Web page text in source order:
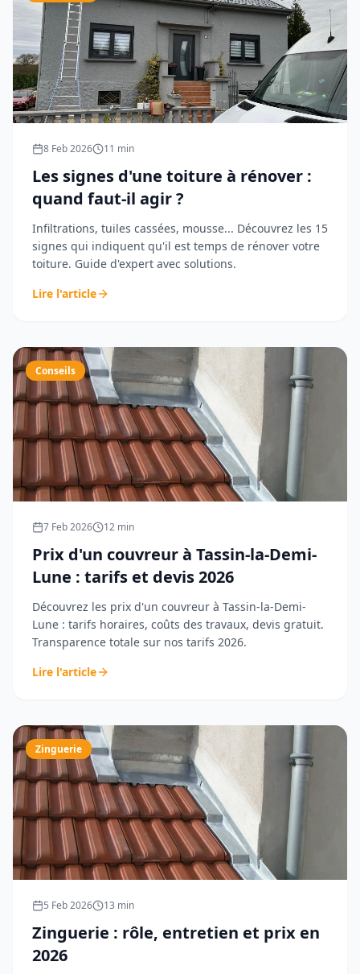
8 Feb 2026 11 min
Les signes d'une toiture à rénover :
quand faut-il agir ?
Infiltrations, tuiles cassées, mousse... Découvrez les 15
signes qui indiquent qu'il est temps de rénover votre
toiture. Guide d'expert avec solutions.
Lire l'article
Conseils
7 Feb 2026 12 min
Prix d'un couvreur à Tassin-la-Demi-
Lune : tarifs et devis 2026
Découvrez les prix d'un couvreur à Tassin-la-Demi-
Lune : tarifs horaires, coûts des travaux, devis gratuit.
Transparence totale sur nos tarifs 2026.
Lire l'article
Zinguerie
5 Feb 2026 13 min
Zinguerie : rôle, entretien et prix en
2026